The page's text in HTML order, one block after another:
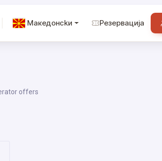
Македонckи Резервација
offers